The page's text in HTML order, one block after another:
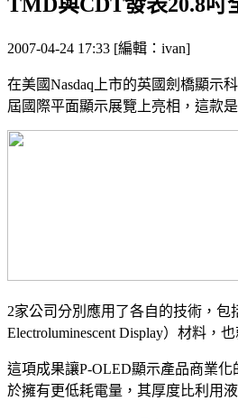
TMD與CDT發表20.8吋
2007-04-24 17:33 [編輯：ivan]
在美國Nasdaq上市的英國劍橋顯示
屆國際平面顯示展覽上亮相，這款
2家公司分別應用了各自的技術，包
Electroluminescent Display）材料
這項成果讓P-OLED顯示產品商業
於擁有更低耗電量，其厚度比利用